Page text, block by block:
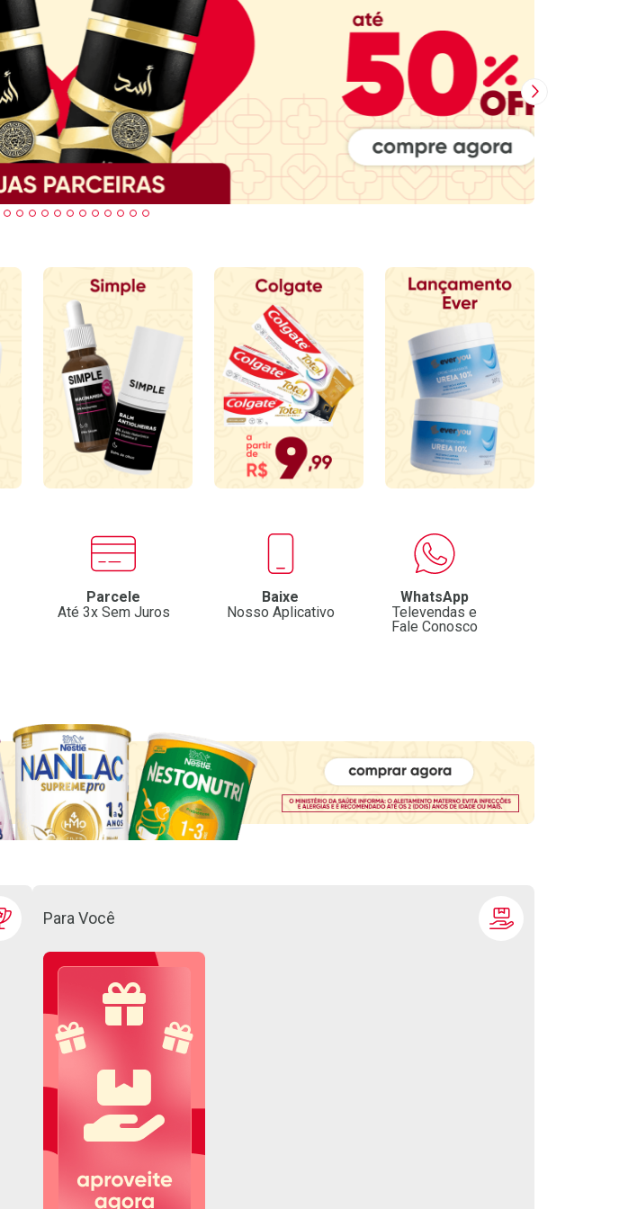
Próxima Imagem
Parcele
Até 3x Sem Juros
Baixe
Nosso Aplicativo
WhatsApp
Televendas e
Fale Conosco
Para Você